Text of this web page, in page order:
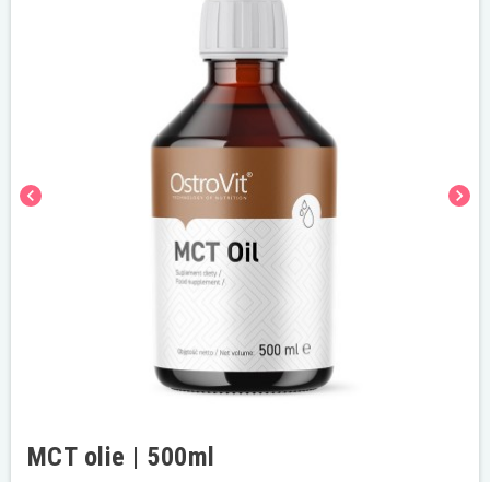
chevron_left chevron_right
MCT olie | 500ml